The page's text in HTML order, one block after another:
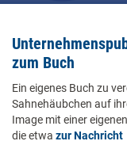
zum Buch
Ein eigenes Buch zu
Sahnehäubchen auf
Image mit einer
die etwa zur Nachricht